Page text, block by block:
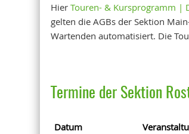
HierTouren- & Kursprogramm |
gelten die AGBs der Sektion
Wartenden automatisiert. Die
Termine der Sektion
Datum